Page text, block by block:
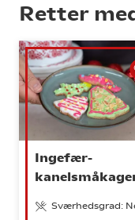
Retter
Ingefær-
Sværhedsgrad: